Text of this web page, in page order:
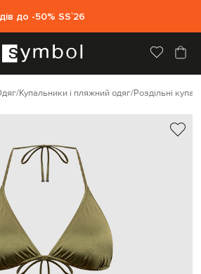
до -50% SS`26
Купальники і пляжний одяг Роздільні